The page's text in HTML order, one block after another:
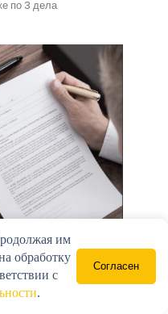
по 3 дела
им
обработку
с
.
Согласен